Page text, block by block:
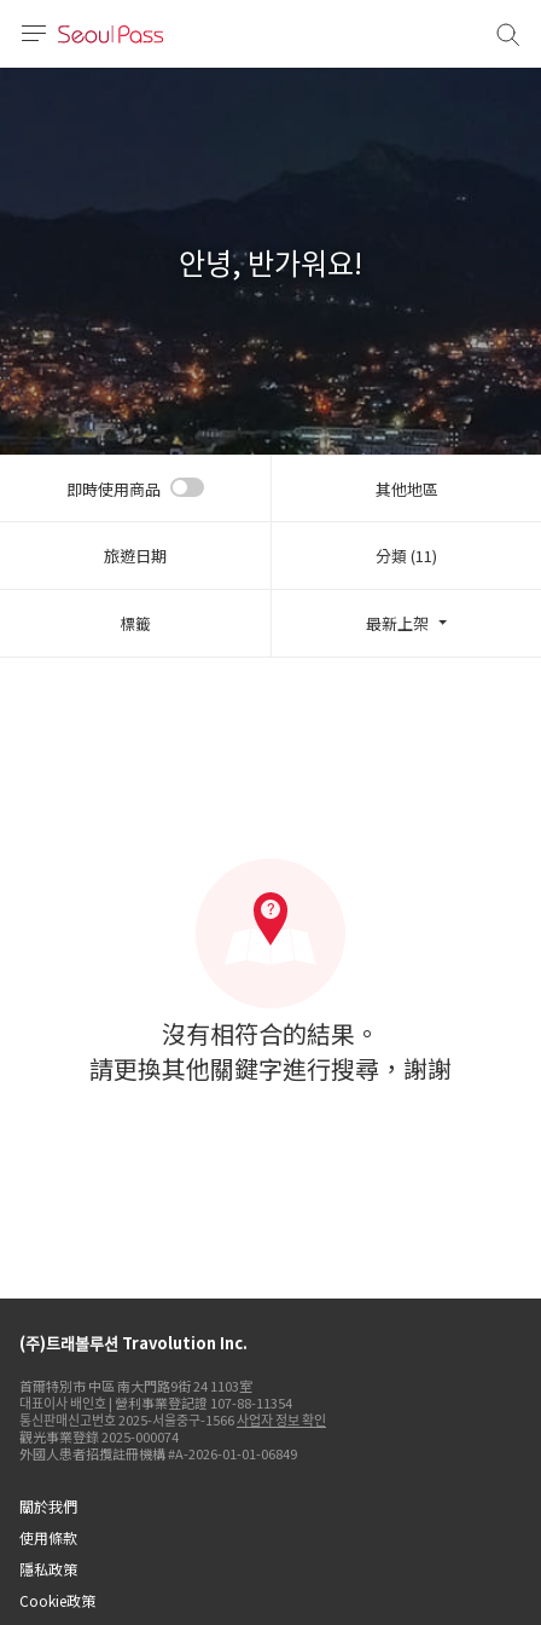
文 (台灣)
안녕, 반가워요!
即時使用商品 其他地區
旅遊日期 分類 (11)
標籤 最新上架
沒有相符合的結果。
請更換其他關鍵字進行搜尋，謝謝
(주)트래볼루션 Travolution Inc.
首爾特別市 中區 南大門路9街 24 1103室
대표이사 배인호 | 營利事業登記證 107-88-11354
통신판매신고번호 2025-서울중구-1566사업자 정보 확인
觀光事業登錄 2025-000074
外國人患者招攬註冊機構 #A-2026-01-01-06849
關於我們
使用條款
隱私政策
Cookie政策